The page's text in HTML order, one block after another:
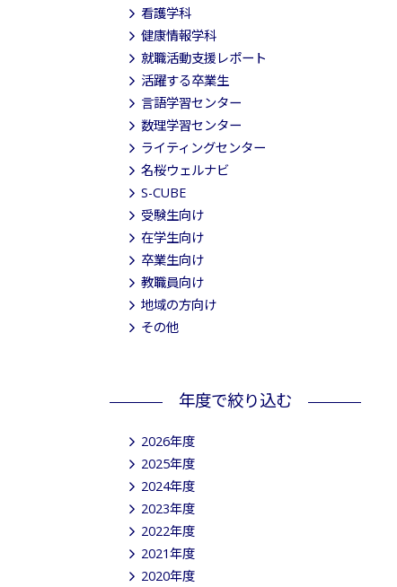
看護学科
健康情報学科
就職活動支援レポート
活躍する卒業生
言語学習センター
数理学習センター
ライティングセンター
名桜ウェルナビ
S-CUBE
受験生向け
在学生向け
卒業生向け
教職員向け
地域の方向け
その他
年度で絞り込む
2026年度
2025年度
2024年度
2023年度
2022年度
2021年度
2020年度